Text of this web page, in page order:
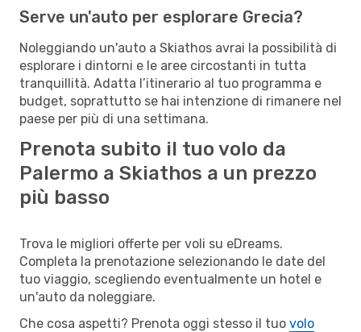
Serve un'auto per esplorare Grecia?
Noleggiando un'auto a Skiathos avrai la possibilità di
esplorare i dintorni e le aree circostanti in tutta
tranquillità. Adatta l’itinerario al tuo programma e
budget, soprattutto se hai intenzione di rimanere nel
paese per più di una settimana.
Prenota subito il tuo volo da
Palermo a Skiathos a un prezzo
più basso
Trova le migliori offerte per voli su eDreams.
Completa la prenotazione selezionando le date del
tuo viaggio, scegliendo eventualmente un hotel e
un'auto da noleggiare.
Che cosa aspetti? Prenota oggi stesso il tuo volo